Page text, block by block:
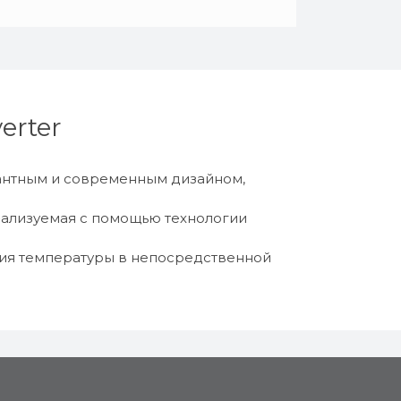
и современным дизайном,
с помощью технологии
температуры в непосредственной